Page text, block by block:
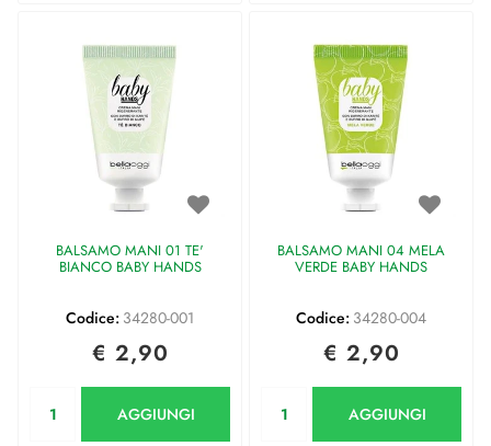
BALSAMO MANI 01 TE'
BIANCO BABY HANDS
Codice: 34280-001
€ 2,90
AGGIUNGI
BALSAMO MANI 04 MELA
VERDE BABY HANDS
Codice: 34280-004
€ 2,90
AGGIUNGI